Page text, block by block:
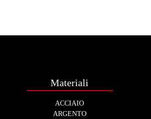
Materiali
ACCIAIO
ARGENTO